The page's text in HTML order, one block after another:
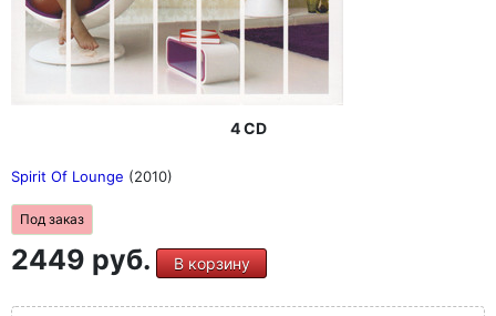
4 CD
Spirit Of Lounge (2010)
Под заказ
2449 руб. В корзину